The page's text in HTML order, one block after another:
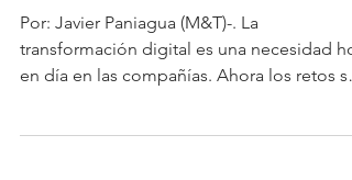
Por: Javier Paniagua (M&T)-. La
transformación digital es una necesidad
en día en las compañías. Ahora los retos se